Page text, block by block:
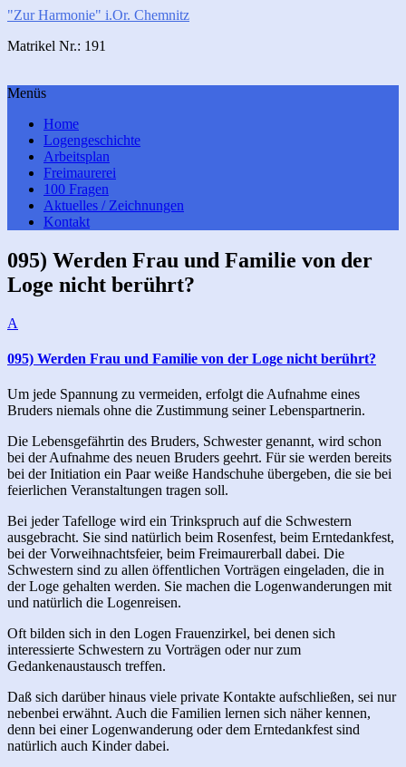
"Zur Harmonie" i.Or. Chemnitz
Matrikel Nr.: 191
Menüs
Home
Logengeschichte
Arbeitsplan
Freimaurerei
100 Fragen
Aktuelles / Zeichnungen
Kontakt
095) Werden Frau und Familie von der
Loge nicht berührt?
A
095) Werden Frau und Familie von der Loge nicht berührt?
Um jede Spannung zu vermeiden, erfolgt die Aufnahme eines
Bruders niemals ohne die Zustimmung seiner Lebenspartnerin.
Die Lebensgefährtin des Bruders, Schwester genannt, wird schon
bei der Aufnahme des neuen Bruders geehrt. Für sie werden bereits
bei der Initiation ein Paar weiße Handschuhe übergeben, die sie bei
feierlichen Veranstaltungen tragen soll.
Bei jeder Tafelloge wird ein Trinkspruch auf die Schwestern
ausgebracht. Sie sind natürlich beim Rosenfest, beim Erntedankfest,
bei der Vorweihnachtsfeier, beim Freimaurerball dabei. Die
Schwestern sind zu allen öffentlichen Vorträgen eingeladen, die in
der Loge gehalten werden. Sie machen die Logenwanderungen mit
und natürlich die Logenreisen.
Oft bilden sich in den Logen Frauenzirkel, bei denen sich
interessierte Schwestern zu Vorträgen oder nur zum
Gedankenaustausch treffen.
Daß sich darüber hinaus viele private Kontakte aufschließen, sei nur
nebenbei erwähnt. Auch die Familien lernen sich näher kennen,
denn bei einer Logenwanderung oder dem Erntedankfest sind
natürlich auch Kinder dabei.